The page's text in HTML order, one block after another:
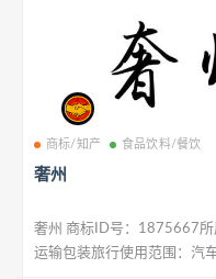
商标/知产 食品饮料/餐饮
奢州
奢州 商标ID号：1875667所属类别：第39类-
运输包装旅行使用范围：汽